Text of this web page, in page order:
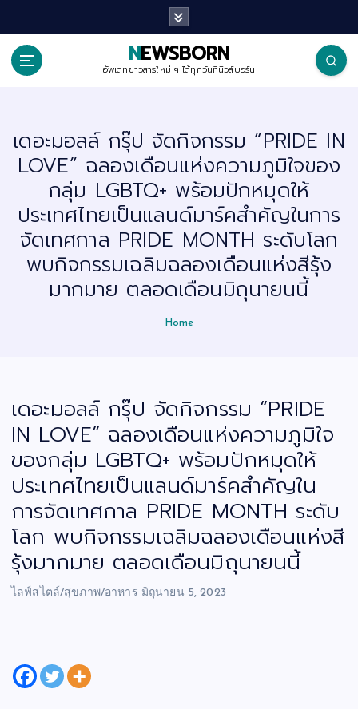
i
NEWSBORN
อัพเดทข่าวสารใหม่ ๆ ได้ทุกวันที่นิวส์บอร์น
เดอะมอลล์ กรุ๊ป จัดกิจกรรม “PRIDE IN
LOVE” ฉลองเดือนแห่งความภูมิใจของ
กลุ่ม LGBTQ+ พร้อมปักหมุดให้
ประเทศไทยเป็นแลนด์มาร์คสำคัญในการ
จัดเทศกาล PRIDE MONTH ระดับโลก
พบกิจกรรมเฉลิมฉลองเดือนแห่งสีรุ้ง
มากมาย ตลอดเดือนมิถุนายนนี้
Home
เดอะมอลล์ กรุ๊ป จัดกิจกรรม “PRIDE
IN LOVE” ฉลองเดือนแห่งความภูมิใจ
ของกลุ่ม LGBTQ+ พร้อมปักหมุดให้
ประเทศไทยเป็นแลนด์มาร์คสำคัญใน
การจัดเทศกาล PRIDE MONTH ระดับ
โลก พบกิจกรรมเฉลิมฉลองเดือนแห่งสี
รุ้งมากมาย ตลอดเดือนมิถุนายนนี้
ไลฟ์สไตล์/สุขภาพ/อาหาร มิถุนายน 5, 2023